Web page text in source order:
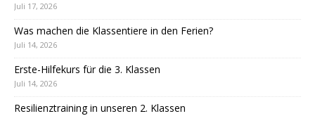
Juli 17, 2026
Was machen die Klassentiere in den Ferien?
Juli 14, 2026
Erste-Hilfekurs für die 3. Klassen
Juli 14, 2026
Resilienztraining in unseren 2. Klassen